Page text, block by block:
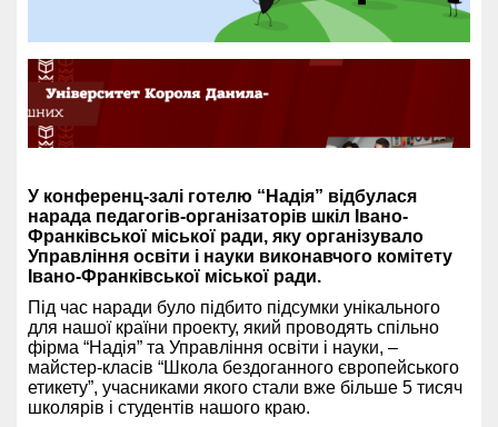
У конференц-залі готелю “Надія” відбулася
нарада педагогів-організаторів шкіл Івано-
Франківської міської ради, яку організувало
Управління освіти і науки виконавчого комітету
Івано-Франківської міської ради.
Під час наради було підбито підсумки унікального
для нашої країни проекту, який проводять спільно
фірма “Надія” та Управління освіти і науки, –
майстер-класів “Школа бездоганного європейського
етикету”, учасниками якого стали вже більше 5 тисяч
школярів і студентів нашого краю.